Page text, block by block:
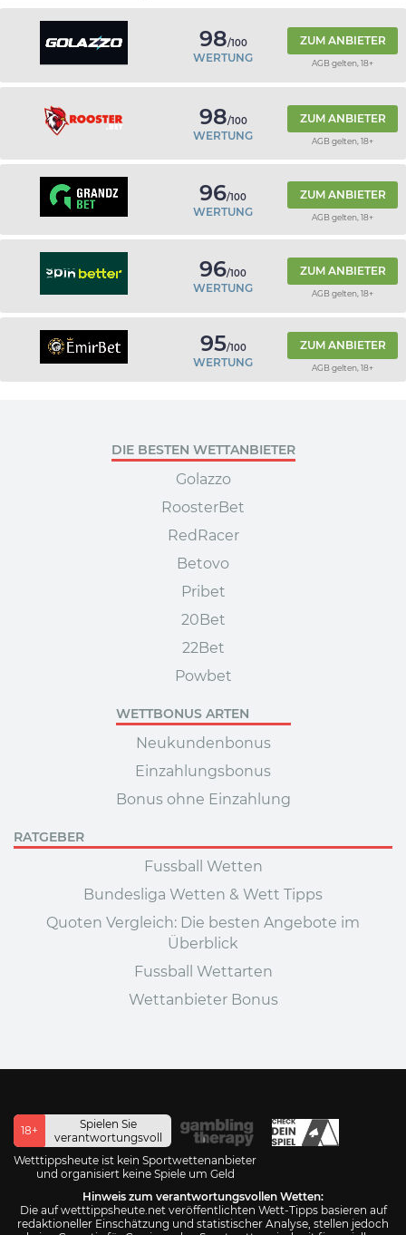
98/100
WERTUNG
ZUM ANBIETER
AGB gelten, 18+
98/100
WERTUNG
ZUM ANBIETER
AGB gelten, 18+
96/100
WERTUNG
ZUM ANBIETER
AGB gelten, 18+
96/100
WERTUNG
ZUM ANBIETER
AGB gelten, 18+
95/100
WERTUNG
ZUM ANBIETER
AGB gelten, 18+
DIE BESTEN WETTANBIETER
Golazzo
RoosterBet
RedRacer
Betovo
Pribet
20Bet
22Bet
Powbet
WETTBONUS ARTEN
Neukundenbonus
Einzahlungsbonus
Bonus ohne Einzahlung
RATGEBER
Fussball Wetten
Bundesliga Wetten & Wett Tipps
Quoten Vergleich: Die besten Angebote im
Überblick
Fussball Wettarten
Wettanbieter Bonus
18+
Spielen Sie
verantwortungsvoll
Wetttippsheute ist kein Sportwettenanbieter
und organisiert keine Spiele um Geld
Hinweis zum verantwortungsvollen Wetten:
Die auf wetttippsheute.net veröffentlichten Wett-Tipps basieren auf
redaktioneller Einschätzung und statistischer Analyse, stellen jedoch